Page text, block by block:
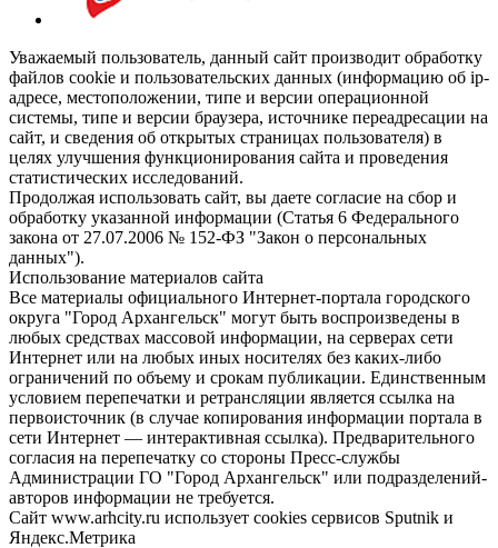
Уважаемый пользователь, данный сайт производит обработку
файлов cookie и пользовательских данных (информацию об ip-
адресе, местоположении, типе и версии операционной
системы, типе и версии браузера, источнике переадресации на
сайт, и сведения об открытых страницах пользователя) в
целях улучшения функционирования сайта и проведения
статистических исследований.
Продолжая использовать сайт, вы даете согласие на сбор и
обработку указанной информации (Статья 6 Федерального
закона от 27.07.2006 № 152-ФЗ "Закон о персональных
данных").
Использование материалов сайта
Все материалы официального Интернет-портала городского
округа "Город Архангельск" могут быть воспроизведены в
любых средствах массовой информации, на серверах сети
Интернет или на любых иных носителях без каких-либо
ограничений по объему и срокам публикации. Единственным
условием перепечатки и ретрансляции является ссылка на
первоисточник (в случае копирования информации портала в
сети Интернет — интерактивная ссылка). Предварительного
согласия на перепечатку со стороны Пресс-службы
Администрации ГО "Город Архангельск" или подразделений-
авторов информации не требуется.
Сайт www.arhcity.ru использует cookies сервисов Sputnik и
Яндекс.Метрика